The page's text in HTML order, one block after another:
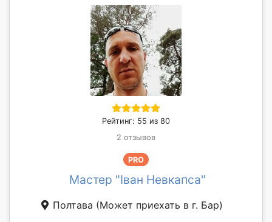
Рейтинг: 55 из 80
2 отзывов
PRO
Мастер "Іван Невкапса"
Полтава (Может приехать в г. Бар)